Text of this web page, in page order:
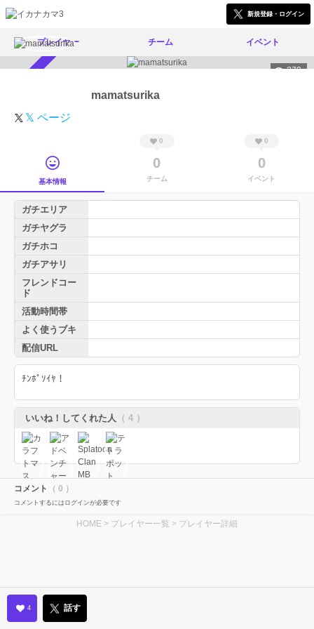
新規登録・ログイン
プレイヤー チーム イベント
279
mamatsurika
𝕏 ページ
基本情報
0
0
チーム
0
0
イベント
ガチエリア
ガチヤグラ
ガチホコ
ガチアサリ
フレンドコー
ド
活動時間帯
よく使うブキ
配信URL
ﾁﾝﾎﾟｿｲﾔ！
いいね！してくれた人 （ 4 ）
コメント （ 0 ）
コメントするにはログインが必要です
HOME > プレイヤー一覧 > プレイヤー詳細
4 話す